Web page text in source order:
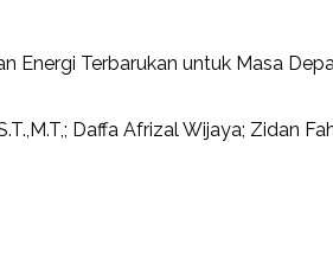
Energi Terbarukan untuk Masa
Daffa Afrizal Wijaya; Zidan